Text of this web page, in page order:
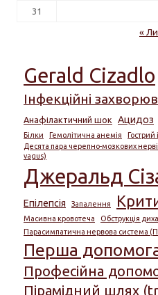
31
«
Gerald Cizadlo
Інфекційні
Анафілактичний шок Ацидоз
Білки Гемолітична анемія Гострий
Десята пара черепно-мозкових
vagus)
Джеральд
Епілепсія Запалення
Масивна кровотеча Обструкція
Парасимпатична нервова система
Перша
Професійна
Пірамідний шлях